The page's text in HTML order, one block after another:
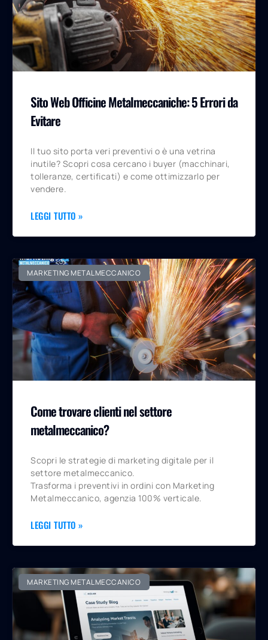
Sito Web Officine Metalmeccaniche: 5 Errori da
Evitare
Il tuo sito porta veri preventivi o è una vetrina
inutile? Scopri cosa cercano i buyer (macchinari,
tolleranze, certificati) e come ottimizzarlo per
vendere.
LEGGI TUTTO »
MARKETING METALMECCANICO
Come trovare clienti nel settore
metalmeccanico?
Scopri le strategie di marketing digitale per il
settore metalmeccanico.
Trasforma i preventivi in ordini con Marketing
Metalmeccanico, agenzia 100% verticale.
LEGGI TUTTO »
MARKETING METALMECCANICO